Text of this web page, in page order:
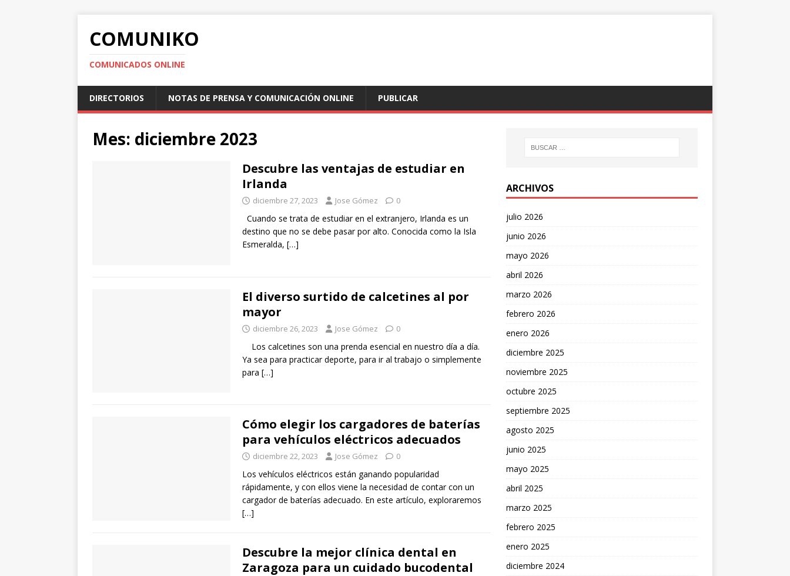
COMUNIKO
COMUNICADOS ONLINE
DIRECTORIOS NOTAS DE PRENSA Y COMUNICACIÓN ONLINE PUBLICAR
Mes: diciembre 2023
Descubre las ventajas de estudiar en
Irlanda
diciembre 27, 2023 Jose Gómez 0
Cuando se trata de estudiar en el extranjero, Irlanda es un
destino que no se debe pasar por alto. Conocida como la Isla
Esmeralda, […]
El diverso surtido de calcetines al por
mayor
diciembre 26, 2023 Jose Gómez 0
Los calcetines son una prenda esencial en nuestro día a día.
Ya sea para practicar deporte, para ir al trabajo o simplemente
para […]
Cómo elegir los cargadores de baterías
para vehículos eléctricos adecuados
diciembre 22, 2023 Jose Gómez 0
Los vehículos eléctricos están ganando popularidad
rápidamente, y con ellos viene la necesidad de contar con un
cargador de baterías adecuado. En este artículo, exploraremos
[…]
Descubre la mejor clínica dental en
Zaragoza para un cuidado bucodental
ARCHIVOS
julio 2026
junio 2026
mayo 2026
abril 2026
marzo 2026
febrero 2026
enero 2026
diciembre 2025
noviembre 2025
octubre 2025
septiembre 2025
agosto 2025
junio 2025
mayo 2025
abril 2025
marzo 2025
febrero 2025
enero 2025
diciembre 2024